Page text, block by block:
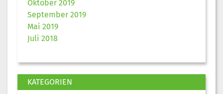
Oktober 2019
September 2019
Mai 2019
Juli 2018
KATEGORIEN